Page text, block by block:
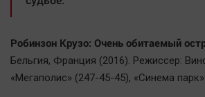
Банки
Робинзон Крузо: Очень обитаемый
Бельгия, Франция (2016). Режиссер:
«Мегаполис» (247-45-45), «Синема